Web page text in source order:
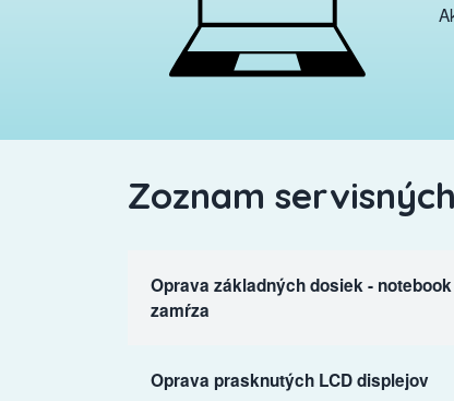
Zoznam
Oprava základných dosiek -
zamŕza
Oprava prasknutých LCD displejov